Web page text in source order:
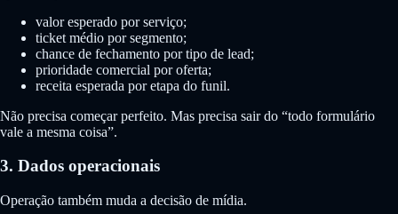
valor esperado por serviço;
ticket médio por segmento;
chance de fechamento por tipo de lead;
prioridade comercial por oferta;
receita esperada por etapa do funil.
Não precisa começar perfeito. Mas precisa sair do “todo formulário
vale a mesma coisa”.
3. Dados operacionais
Operação também muda a decisão de mídia.